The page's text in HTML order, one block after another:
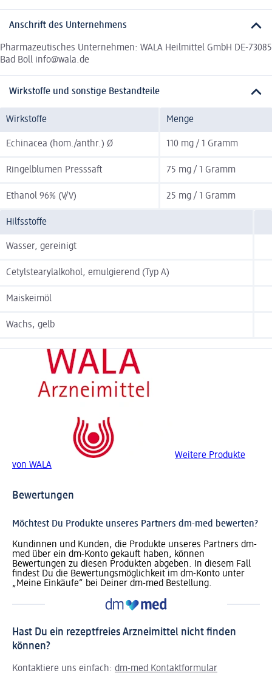
Anschrift des Unternehmens
Pharmazeutisches Unternehmen: WALA Heilmittel GmbH DE-73085
Bad Boll info@wala.de
Wirkstoffe und sonstige Bestandteile
Wirkstoffe Menge
Echinacea (hom./anthr.) Ø 110 mg / 1 Gramm
Ringelblumen Presssaft 75 mg / 1 Gramm
Ethanol 96% (V/V) 25 mg / 1 Gramm
Hilfsstoffe
Wasser, gereinigt
Cetylstearylalkohol, emulgierend (Typ A)
Maiskeimöl
Wachs, gelb
Weitere Produkte
von WALA
Bewertungen
Möchtest Du Produkte unseres Partners dm-med bewerten?
Kundinnen und Kunden, die Produkte unseres Partners dm-
med über ein dm-Konto gekauft haben, können
Bewertungen zu diesen Produkten abgeben. In diesem Fall
findest Du die Bewertungsmöglichkeit im dm-Konto unter
„Meine Einkäufe“ bei Deiner dm-med Bestellung.
Hast Du ein rezeptfreies Arzneimittel nicht finden
können?
Kontaktiere uns einfach: dm-med Kontaktformular